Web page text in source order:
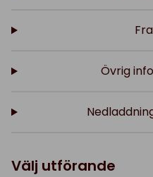
Övrig
Välj utförande